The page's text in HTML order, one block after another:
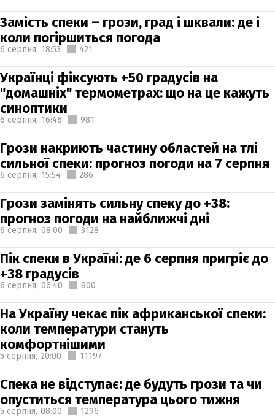
Замість спеки – грози, град і шквали: де і
коли погіршиться погода
6 серпня, 18:53 421
Українці фіксують +50 градусів на
"домашніх" термометрах: що на це кажуть
синоптики
6 серпня, 16:46 981
Грози накриють частину областей на тлі
сильної спеки: прогноз погоди на 7 серпня
6 серпня, 15:54 286
Грози замінять сильну спеку до +38:
прогноз погоди на найближчі дні
6 серпня, 08:00 3128
Пік спеки в Україні: де 6 серпня пригріє до
+38 градусів
6 серпня, 06:40 800
На Україну чекає пік африканської спеки:
коли температури стануть
комфортнішими
5 серпня, 20:00 11197
Спека не відступає: де будуть грози та чи
опуститься температура цього тижня
5 серпня, 08:00 1296